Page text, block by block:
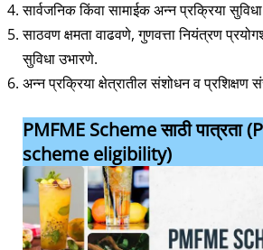
सार्वजनिक किंवा सामाईक अन्न प्रक्रिया
साठवण क्षमता वाढवणे, गुणवत्ता नियंत्रण
सुविधा उभारणे.
अन्न प्रक्रिया क्षेत्रातील संशोधन व प्रशिक्षण
PMFME Scheme साठी पात्रता
scheme eligibility)